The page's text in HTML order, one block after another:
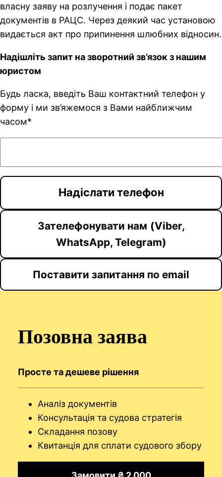
власну заяву на розлучення і подає пакет
документів в РАЦС. Через деякий час установою
видається акт про припинення шлюбних відносин.
Надішліть запит на зворотний зв’язок з нашим
юристом
Будь ласка, введіть Ваш контактний телефон у
форму і ми зв’яжемося з Вами найближчим
часом*
Зателефонувати нам (Viber,
WhatsApp, Telegram)
Поставити запитання по email
Позовна заява
Просте та дешеве рішення
Аналіз документів
Консультація та судова стратегія
Складання позову
Квитанція для сплати судового збору